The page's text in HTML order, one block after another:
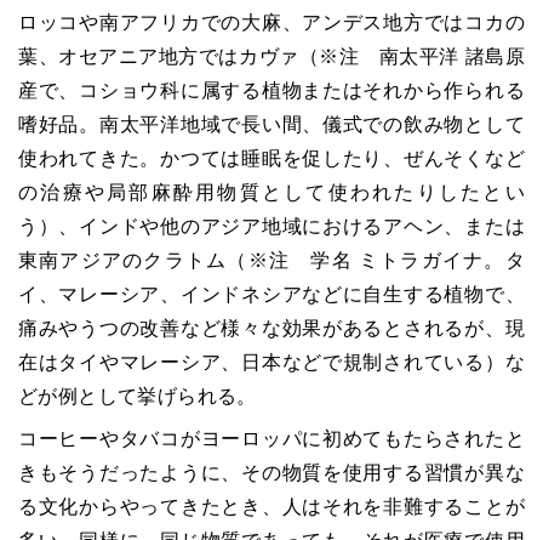
ロッコや南アフリカでの大麻、アンデス地方ではコカの
葉、オセアニア地方ではカヴァ（※注 南太平洋 諸島原
産で、コショウ科に属する植物またはそれから作られる
嗜好品。南太平洋地域で長い間、儀式での飲み物として
使われてきた。かつては睡眠を促したり、ぜんそくなど
の治療や局部麻酔用物質として使われたりしたとい
う）、インドや他のアジア地域におけるアヘン、または
東南アジアのクラトム（※注 学名 ミトラガイナ。タ
イ、マレーシア、インドネシアなどに自生する植物で、
痛みやうつの改善など様々な効果があるとされるが、現
在はタイやマレーシア、日本などで規制されている）な
どが例として挙げられる。
コーヒーやタバコがヨーロッパに初めてもたらされたと
きもそうだったように、その物質を使用する習慣が異な
る文化からやってきたとき、人はそれを非難することが